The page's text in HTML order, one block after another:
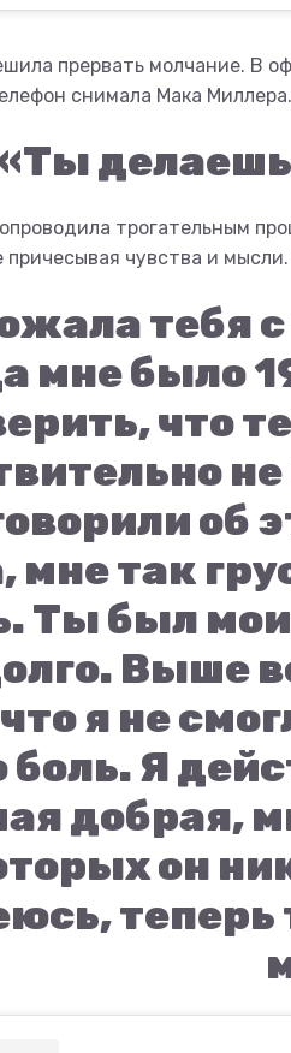
прервать молчание. В
снимала Мака
трогательным
чувства и
тебя
мне было
что
об
мне так
Ты был
Выше
я не
Я
добрая,
он
теперь